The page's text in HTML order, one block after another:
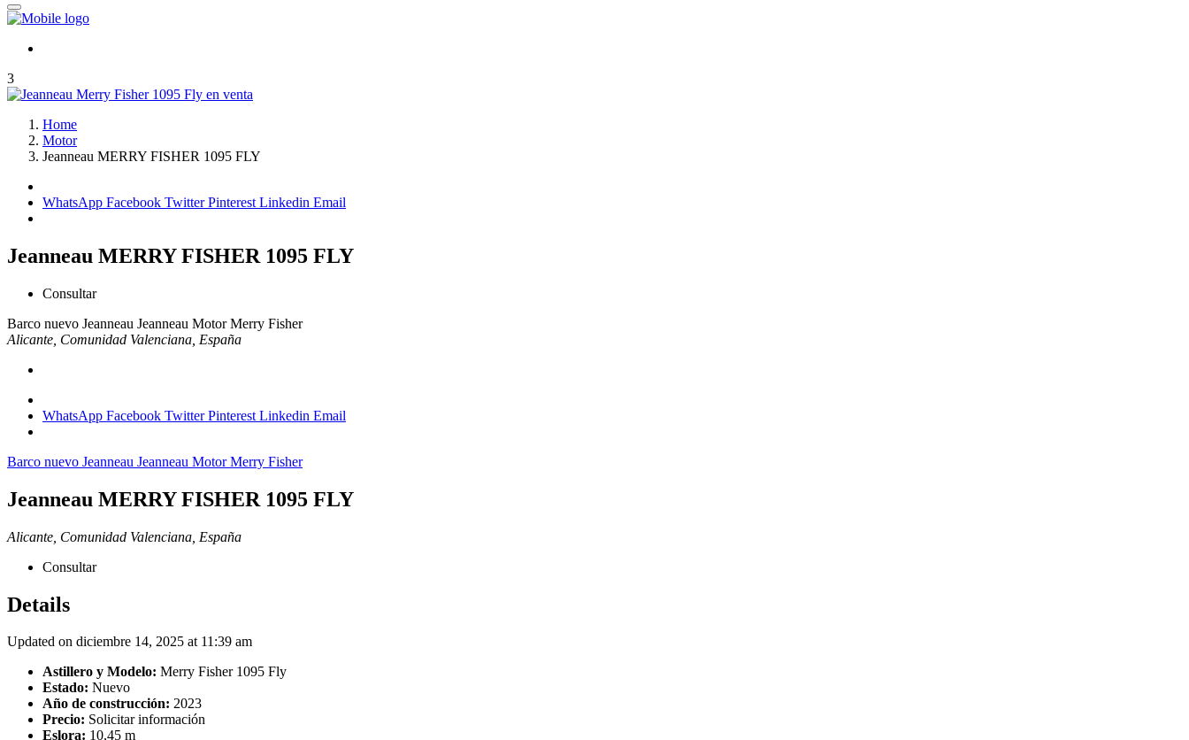
3
Home
Motor
Jeanneau MERRY FISHER 1095 FLY
WhatsApp Facebook TwitterPinterest Linkedin Email
Jeanneau MERRY FISHER 1095 FLY
Consultar
Barco nuevo Jeanneau Jeanneau MotorMerry Fisher
Alicante, Comunidad Valenciana, España
WhatsApp Facebook TwitterPinterest Linkedin Email
Barco nuevo Jeanneau Jeanneau MotorMerry Fisher
Jeanneau MERRY FISHER 1095 FLY
Alicante, Comunidad Valenciana, España
Consultar
Details
Updated on diciembre 14, 2025 at 11:39 am
Astillero y Modelo: Merry Fisher 1095 Fly
Estado: Nuevo
Año de construcción: 2023
Precio: Solicitar información
Eslora: 10,45 m